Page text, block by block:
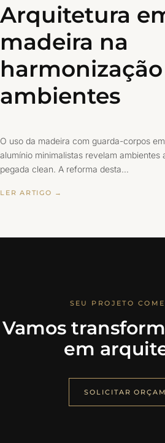
Arquitetura
madeira na
ambientes
O uso da madeira com guarda-corpos
alumínio minimalistas revelam
pegada clean. A reforma desta…
LER ARTIGO →
SEU PROJETO
Vamos
em
SOLICITAR